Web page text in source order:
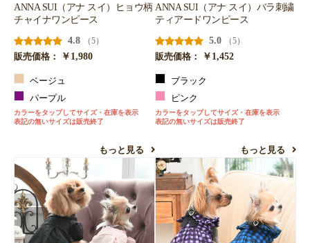
ANNA SUI（アナ スイ）ヒョウ柄
チャイナワンピース
4.8
（5）
販売価格：
￥1,980
ベージュ
パープル
カラーをタップしてサイズ・在庫を表示
表記の無いサイズは販売終了
もっと見る
ANNA SUI（アナ スイ）バラ刺繍
ティアードワンピース
5.0
（5）
販売価格：
￥1,452
ブラック
ピンク
カラーをタップしてサイズ・在庫を表示
表記の無いサイズは販売終了
もっと見る